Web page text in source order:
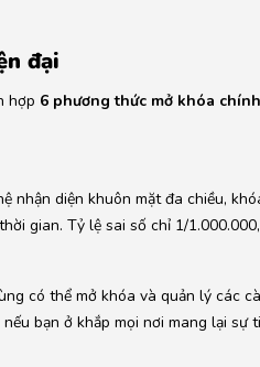
đại
hợp 6 phương thức mở khóa chính
nhận diện khuôn mặt đa chiều,
gian. Tỷ lệ sai số chỉ 1/
có thể mở khóa và quản lý các
bạn ở khắp mọi nơi mang lại sự